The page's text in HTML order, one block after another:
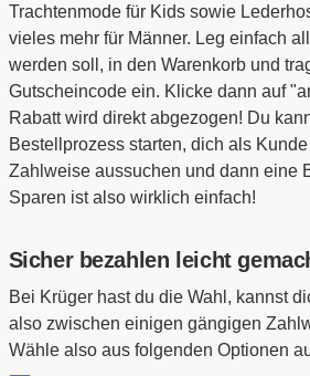
Trachtenmode für Kids sowie
vieles mehr für Männer. Leg einfach
werden soll, in den Warenkorb und
Gutscheincode ein. Klicke dann auf
Rabatt wird direkt abgezogen! Du
Bestellprozess starten, dich als
Zahlweise aussuchen und dann eine
Sparen ist also wirklich einfach!
Sicher bezahlen leicht
Bei Krüger hast du die Wahl, kannst
also zwischen einigen gängigen
Wähle also aus folgenden Optionen